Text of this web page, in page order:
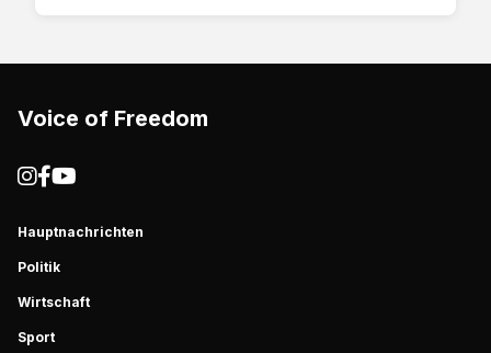
Voice of Freedom
Hauptnachrichten
Politik
Wirtschaft
Sport